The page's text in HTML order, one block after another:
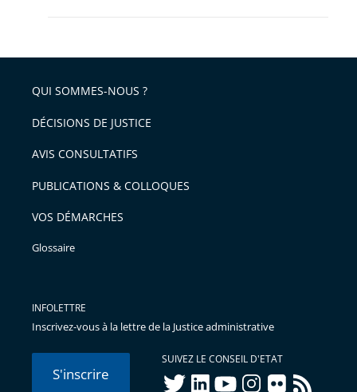
QUI SOMMES-NOUS ?
DÉCISIONS DE JUSTICE
AVIS CONSULTATIFS
PUBLICATIONS & COLLOQUES
VOS DÉMARCHES
Glossaire
INFOLETTRE
Inscrivez-vous à la lettre de la Justice administrative
S'inscrire
SUIVEZ LE CONSEIL D'ETAT
twitterlinkedInyoutubeinstagram
flickr rss